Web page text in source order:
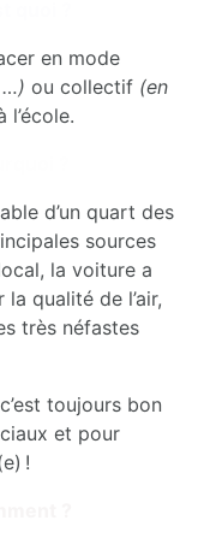
en mode
…) ou collectif (en
l’école.
d’un quart des
sources
la voiture a
qualité de l’air,
très néfastes
toujours bon
et pour
!